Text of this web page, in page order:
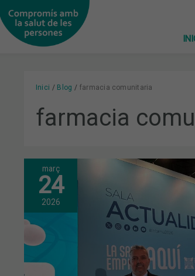
Inici Blog farmacia comunitaria
farmacia
març
24
2026
LA
FARMÀCIA
COMUNITÀRIA
ES
RENOVA
PROFESSIONAL,
L’ESTRATÈGIA